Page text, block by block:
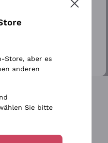
Chardonnay
Bestimmungen
Store, aber es
anderen
Sie bitte